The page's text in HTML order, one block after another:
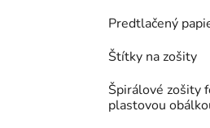
Predtlačený
Štítky na zošity
Špirálové zošity
plastovou